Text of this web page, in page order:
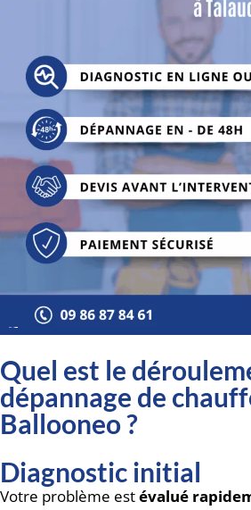
Quel est le
dépannage de
Ballooneo ?
Diagnostic initial
Votre problème estévalué